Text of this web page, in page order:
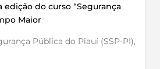
edição do curso “Segurança
Maior
Pública do Piauí (SSP-PI),